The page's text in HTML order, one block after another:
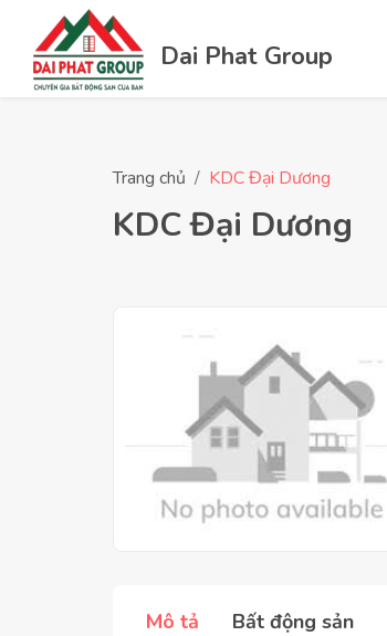
Dai Phat Group
Trang chủ KDC Đại Dương
KDC Đại Dương
Mô tả Bất động sản